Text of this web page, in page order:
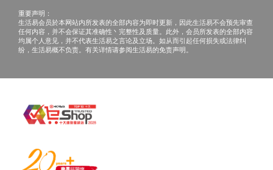
重要声明：
生活易会员於本网站内所发表的全部内容为即时更新，因此生活易不会预先审查
任何内容，并不会保证其准确性丶完整性及质量。此外，会员所发表的全部内容
均属个人意见，并不代表生活易之言论及立场。如从而引起任何损失或法律纠
纷，生活易概不负责。有关详情请参阅生活易的免责声明。